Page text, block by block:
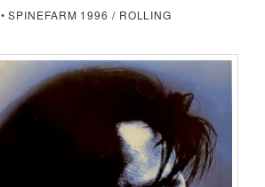
• SPINEFARM 1996 / ROLLING